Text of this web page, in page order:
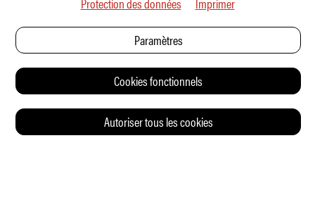
Paramètres
Cookies fonctionnels
Autoriser tous les cookies